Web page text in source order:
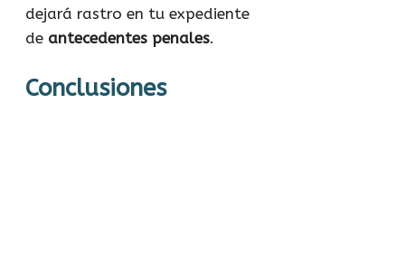
dejará rastro en tu expediente
de antecedentes penales.
Conclusiones